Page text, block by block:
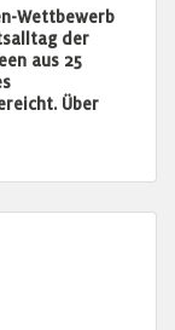
Wettbewerb
der
aus 25
Über